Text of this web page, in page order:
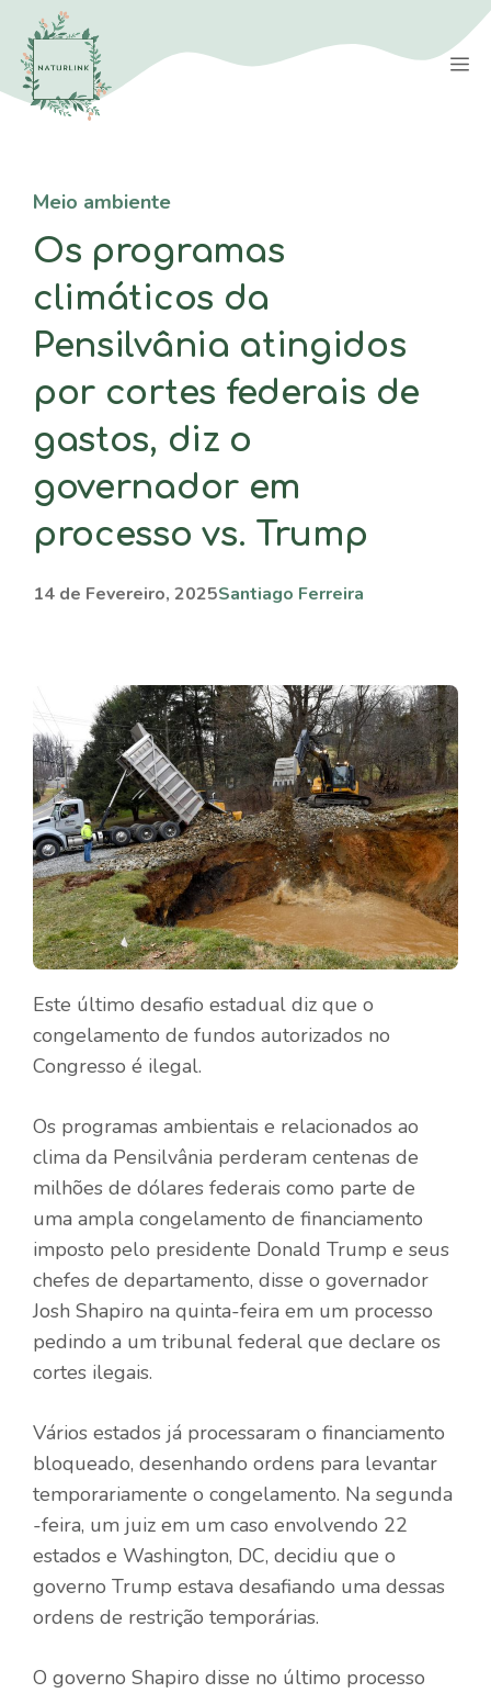
Saltar
para
conteúdo
Meio ambiente
Os programas
climáticos da
Pensilvânia atingidos
por cortes federais de
gastos, diz o
governador em
processo vs. Trump
14 de Fevereiro, 2025Santiago Ferreira
Este último desafio estadual diz que o
congelamento de fundos autorizados no
Congresso é ilegal.
Os programas ambientais e relacionados ao
clima da Pensilvânia perderam centenas de
milhões de dólares federais como parte de
uma ampla congelamento de financiamento
imposto pelo presidente Donald Trump e seus
chefes de departamento, disse o governador
Josh Shapiro na quinta-feira em um processo
pedindo a um tribunal federal que declare os
cortes ilegais.
Vários estados já processaram o financiamento
bloqueado, desenhando ordens para levantar
temporariamente o congelamento. Na segunda
-feira, um juiz em um caso envolvendo 22
estados e Washington, DC, decidiu que o
governo Trump estava desafiando uma dessas
ordens de restrição temporárias.
O governo Shapiro disse no último processo